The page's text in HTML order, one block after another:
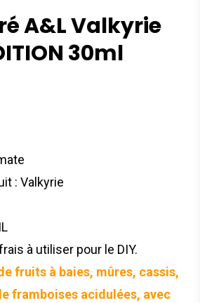
A&L Valkyrie
30ml
: Valkyrie
à utiliser pour le DIY.
fruits à baies, mûres, cassis,
framboises acidulées, avec